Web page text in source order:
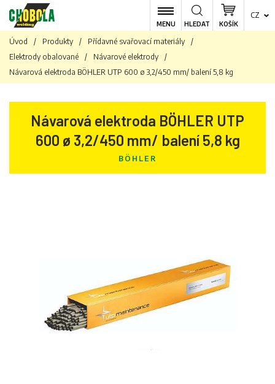
MENU KOŠÍK
CZ
HLEDAT
Úvod / Produkty / Přídavné svařovací materiály
/
Elektrody obalované
/ Návarové elektrody
/
Návarová elektroda BÖHLER UTP 600 ø 3,2/450 mm/ balení 5,8 kg
Návarová elektroda BÖHLER UTP
600 ø 3,2/450 mm/ balení 5,8 kg
BÖHLER